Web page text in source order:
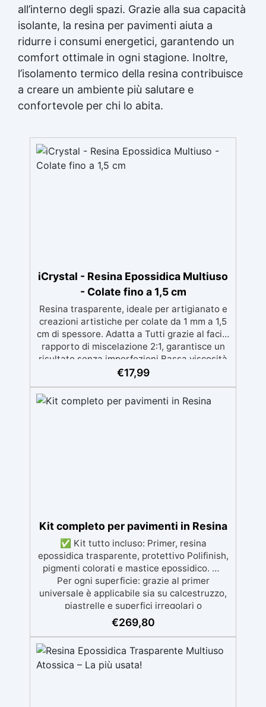
all’interno degli spazi. Grazie alla sua capacità
isolante, la resina per pavimenti aiuta a
ridurre i consumi energetici, garantendo un
comfort ottimale in ogni stagione. Inoltre,
l’isolamento termico della resina contribuisce
a creare un ambiente più salutare e
confortevole per chi lo abita.
iCrystal - Resina Epossidica Multiuso
- Colate fino a 1,5 cm
Resina trasparente, ideale per artigianato e
creazioni artistiche per colate da 1 mm a 1,5
cm di spessore. Adatta a Tutti grazie al facile
rapporto di miscelazione 2:1, garantisce un
risultato senza imperfezioni Bassa viscosità
per colate senza bolle, compatibile con
materiali. Certificata post-catalisi atossica e
sicura per il contatto con la pelle, Bpa Free e
€17,99
Kit completo per pavimenti in Resina
✅ Kit tutto incluso: Primer, resina
epossidica trasparente, protettivo Polifinish,
pigmenti colorati e mastice epossidico. ✅
Per ogni superficie: grazie al primer
universale è applicabile sia su calcestruzzo,
piastrelle e superfici irregolari o
danneggiate. ✅ Facile da applicare: Video
Guida completa inclusa, 3 semplici passaggi,
finitura protettiva antigraffio. ✅ Risultati
professionali: Sistema autolivellante,
€269,80